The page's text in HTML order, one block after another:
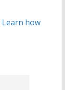
Learn how